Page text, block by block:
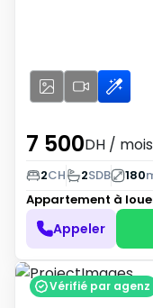
7 500DH / mois
2CH 2SDB 180
Appartement à
Appeler
Vérifié par agenz